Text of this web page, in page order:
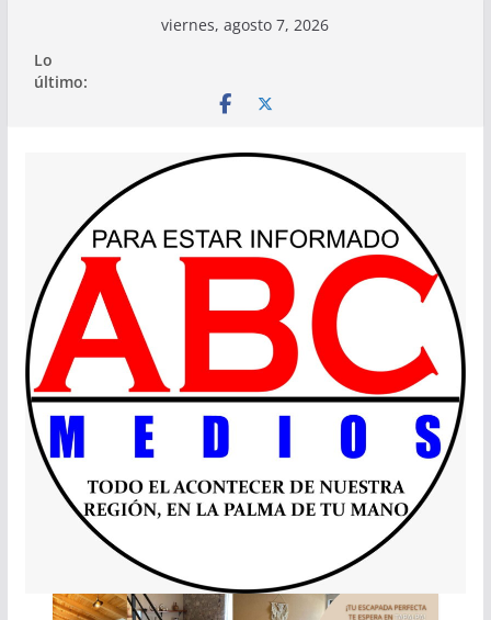
contenido
viernes, agosto 7, 2026
Lo
último: